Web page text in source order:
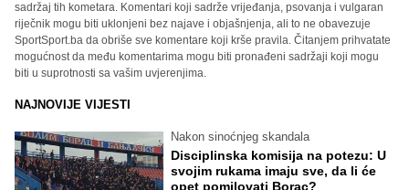
sadržaj tih kometara. Komentari koji sadrže vrijeđanja, psovanja i vulgaran
riječnik mogu biti uklonjeni bez najave i objašnjenja, ali to ne obavezuje
SportSport.ba da obriše sve komentare koji krše pravila. Čitanjem prihvatate
mogućnost da među komentarima mogu biti pronađeni sadržaji koji mogu
biti u suprotnosti sa vašim uvjerenjima.
NAJNOVIJE VIJESTI
Nakon sinoćnjeg skandala
Disciplinska komisija na potezu: U
svojim rukama imaju sve, da li će
opet pomilovati Borac?